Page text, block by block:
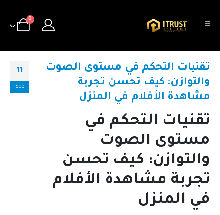
0
11
Sep
تقنيات التحكم في مستوى الصوت
والتوازن: كيف تحسن تجربة
مشاهدة الأفلام في المنزل
تقنيات التحكم في
مستوى الصوت
والتوازن: كيف تحسن
تجربة مشاهدة الأفلام
في المنزل